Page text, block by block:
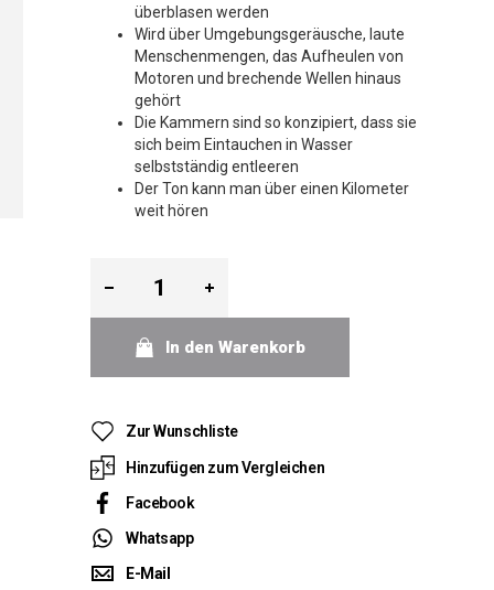
überblasen werden
Wird über Umgebungsgeräusche, laute
Menschenmengen, das Aufheulen von
Motoren und brechende Wellen hinaus
gehört
Die Kammern sind so konzipiert, dass sie
sich beim Eintauchen in Wasser
selbstständig entleeren
Der Ton kann man über einen Kilometer
weit hören
In den Warenkorb
Zur Wunschliste
Hinzufügen zum Vergleichen
Facebook
Whatsapp
E-Mail